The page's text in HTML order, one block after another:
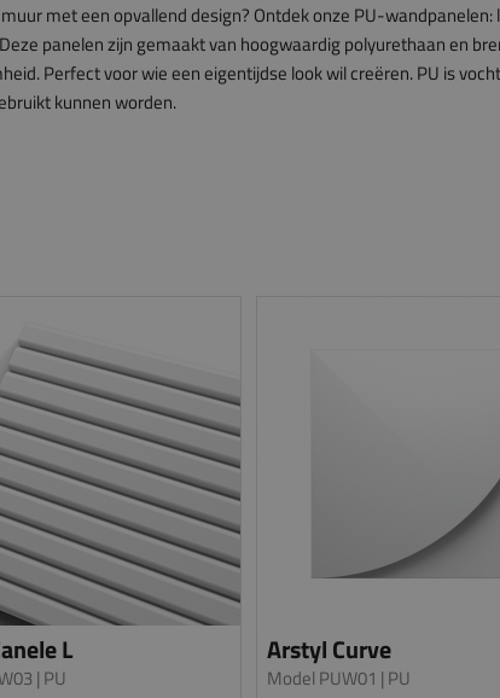
met een opvallend design? Ontdek onze PU-
panelen zijn gemaakt van hoogwaardig polyurethaan en
Perfect voor wie een eigentijdse look wil creëren. PU is
kunnen worden.
L
| PU
Arstyl Curve
Model PUW01 | PU